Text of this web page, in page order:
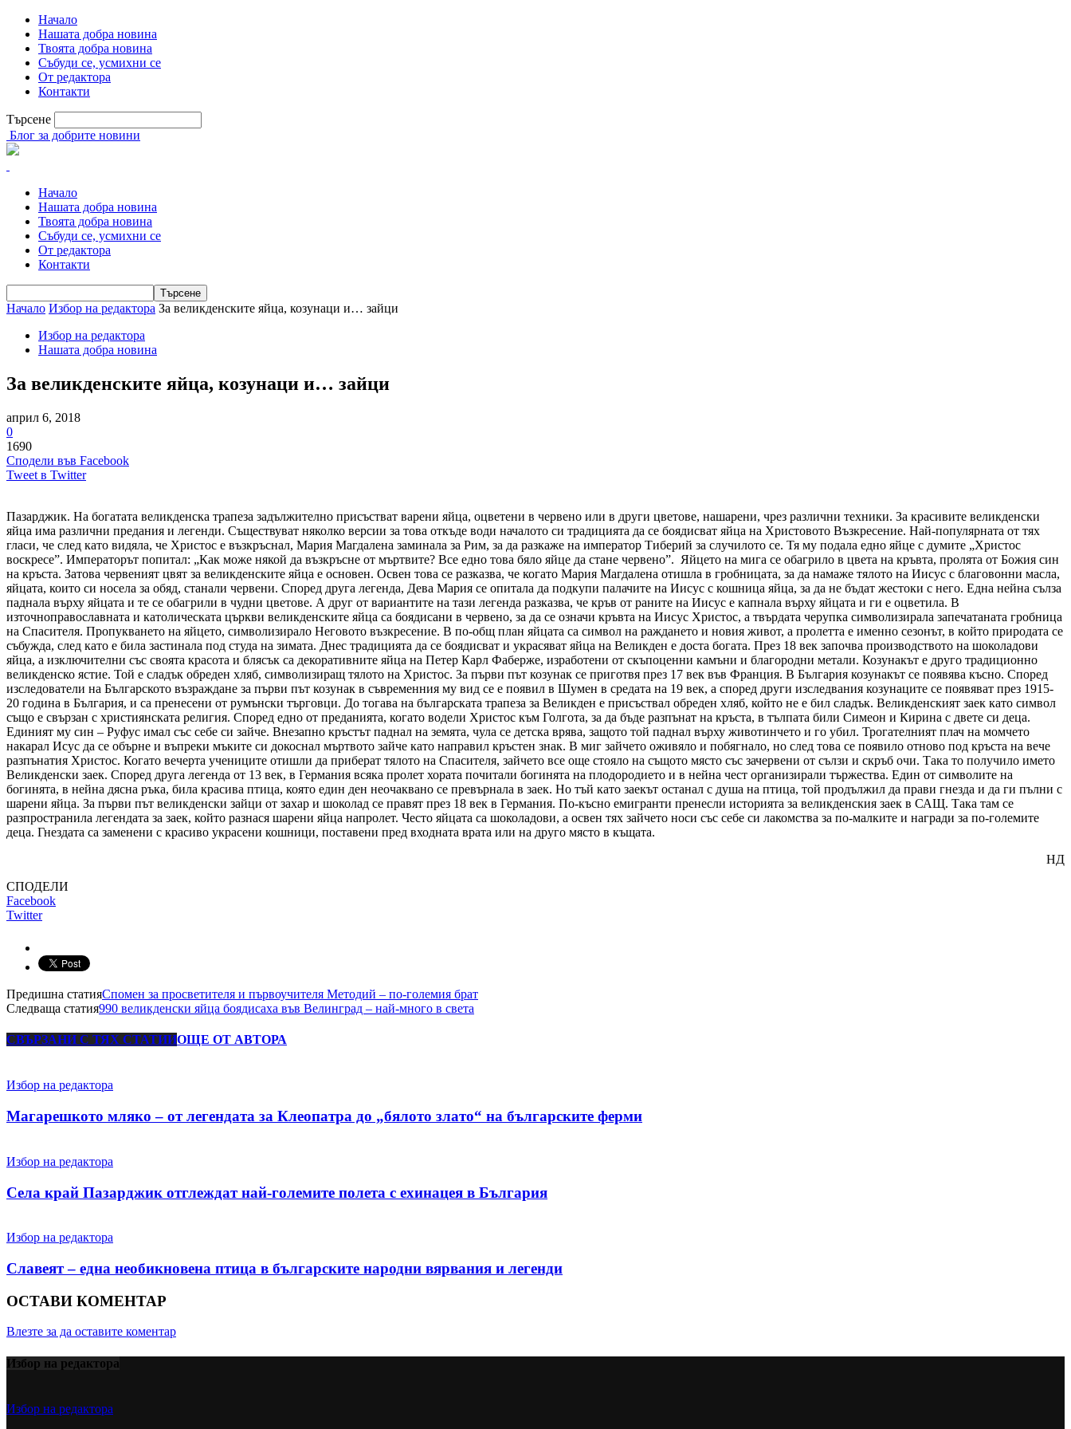
Начало
Нашата добра новина
Твоята добра новина
Събуди се, усмихни се
От редактора
Контакти
Търсене
Блог за добрите новини
Начало
Нашата добра новина
Твоята добра новина
Събуди се, усмихни се
От редактора
Контакти
Начало Избор на редактора За великденските яйца, козунаци и… зайци
Избор на редактора
Нашата добра новина
За великденските яйца, козунаци и… зайци
април 6, 2018
0
1690
Сподели във Facebook
Tweet в Twitter
Пазарджик. На богатата великденска трапеза задължително присъстват варени яйца, оцветени в червено или в други цветове, нашарени, чрез различни техники. За красивите великденски
яйца има различни предания и легенди. Съществуват няколко версии за това откъде води началото си традицията да се боядисват яйца на Христовото Възкресение. Най-популярната от тях
гласи, че след като видяла, че Христос е възкръснал, Мария Магдалена заминала за Рим, за да разкаже на император Тиберий за случилото се. Тя му подала едно яйце с думите „Христос
воскресе”. Императорът попитал: „Как може някой да възкръсне от мъртвите? Все едно това бяло яйце да стане червено”. Яйцето на мига се обагрило в цвета на кръвта, пролята от Божия син
на кръста. Затова червеният цвят за великденските яйца е основен. Освен това се разказва, че когато Мария Магдалена отишла в гробницата, за да намаже тялото на Иисус с благовонни масла,
яйцата, които си носела за обяд, станали червени. Според друга легенда, Дева Мария се опитала да подкупи палачите на Иисус с кошница яйца, за да не бъдат жестоки с него. Една нейна сълза
паднала върху яйцата и те се обагрили в чудни цветове. А друг от вариантите на тази легенда разказва, че кръв от раните на Иисус е капнала върху яйцата и ги е оцветила. В
източноправославната и католическата църкви великденските яйца са боядисани в червено, за да се означи кръвта на Иисус Христос, а твърдата черупка символизирала запечатаната гробница
на Спасителя. Пропукването на яйцето, символизирало Неговото възкресение. В по-общ план яйцата са символ на раждането и новия живот, а пролетта е именно сезонът, в който природата се
събужда, след като е била застинала под студа на зимата. Днес традицията да се боядисват и украсяват яйца на Великден е доста богата. През 18 век започва производството на шоколадови
яйца, а изключителни със своята красота и блясък са декоративните яйца на Петер Карл Фаберже, изработени от скъпоценни камъни и благородни метали. Козунакът е друго традиционно
великденско ястие. Той е сладък обреден хляб, символизиращ тялото на Христос. За първи път козунак се приготвя през 17 век във Франция. В България козунакът се появява късно. Според
изследователи на Българското възраждане за първи път козунак в съвременния му вид се е появил в Шумен в средата на 19 век, а според други изследвания козунаците се появяват през 1915-
20 година в България, и са пренесени от румънски търговци. До тогава на българската трапеза за Великден е присъствал обреден хляб, който не е бил сладък. Великденският заек като символ
също е свързан с християнската религия. Според едно от преданията, когато водели Христос към Голгота, за да бъде разпънат на кръста, в тълпата били Симеон и Кирина с двете си деца.
Единият му син – Руфус имал със себе си зайче. Внезапно кръстът паднал на земята, чула се детска врява, защото той паднал върху животинчето и го убил. Трогателният плач на момчето
накарал Исус да се обърне и въпреки мъките си докоснал мъртвото зайче като направил кръстен знак. В миг зайчето оживяло и побягнало, но след това се появило отново под кръста на вече
разпънатия Христос. Когато вечерта учениците отишли да приберат тялото на Спасителя, зайчето все още стояло на същото място със зачервени от сълзи и скръб очи. Така то получило името
Великденски заек. Според друга легенда от 13 век, в Германия всяка пролет хората почитали богинята на плодородието и в нейна чест организирали тържества. Един от символите на
богинята, в нейна дясна ръка, била красива птица, която един ден неочаквано се превърнала в заек. Но тъй като заекът останал с душа на птица, той продължил да прави гнезда и да ги пълни с
шарени яйца. За първи път великденски зайци от захар и шоколад се правят през 18 век в Германия. По-късно емигранти пренесли историята за великденския заек в САЩ. Така там се
разпространила легендата за заек, който разнася шарени яйца напролет. Често яйцата са шоколадови, а освен тях зайчето носи със себе си лакомства за по-малките и награди за по-големите
деца. Гнездата са заменени с красиво украсени кошници, поставени пред входната врата или на друго място в къщата.
НД
СПОДЕЛИ
Facebook
Twitter
Предишна статияСпомен за просветителя и първоучителя Методий – по-големия брат
Следваща статия990 великденски яйца боядисаха във Велинград – най-много в света
СВЪРЗАНИ С ТЯХ СТАТИИОЩЕ ОТ АВТОРА
Избор на редактора
Магарешкото мляко – от легендата за Клеопатра до „бялото злато“ на българските ферми
Избор на редактора
Села край Пазарджик отглеждат най-големите полета с ехинацея в България
Избор на редактора
Славеят – една необикновена птица в българските народни вярвания и легенди
ОСТАВИ КОМЕНТАР
Влезте за да оставите коментар
Избор на редактора
Избор на редактора